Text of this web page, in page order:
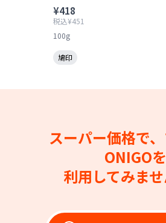
¥418
税込¥451
100g
鳩印
スーパー価格で
ONIGOを
利用してみま